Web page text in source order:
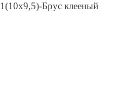
Брус клееный